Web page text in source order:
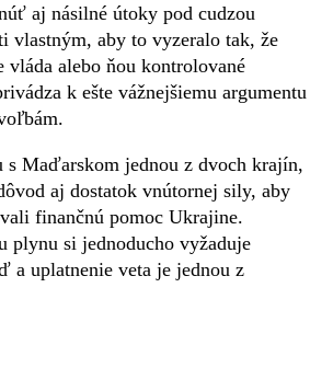
aj násilné útoky pod cudzou
vlastným, aby to vyzeralo tak, že
vláda alebo ňou kontrolované
k ešte vážnejšiemu argumentu
s Maďarskom jednou z dvoch krajín,
aj dostatok vnútornej sily, aby
finančnú pomoc Ukrajine.
plynu si jednoducho vyžaduje
a uplatnenie veta je jednou z